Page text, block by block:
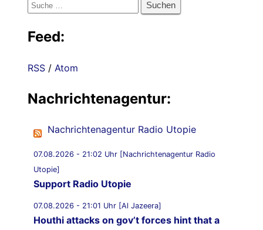
Suche
Feed:
RSS / Atom
Nachrichtenagentur:
Nachrichtenagentur Radio Utopie
07.08.2026 - 21:02 Uhr [Nachrichtenagentur Radio
Utopie]
Support Radio Utopie
07.08.2026 - 21:01 Uhr [Al Jazeera]
Houthi attacks on gov’t forces hint that a